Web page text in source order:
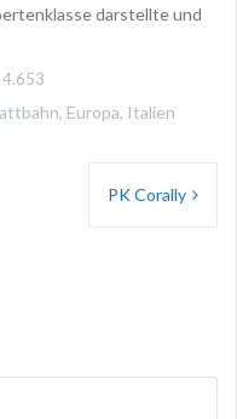
darstellte und
4.653
, Europa, Italien
PK Corally